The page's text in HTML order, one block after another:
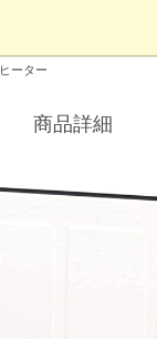
ーター
商品詳細